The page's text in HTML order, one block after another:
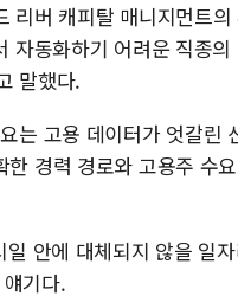
리버 캐피탈 매니지먼트
자동화하기 어려운 직종
말했다.
는 고용 데이터가 엇갈린
한 경력 경로와 고용주 수
안에 대체되지 않을 일
기다.